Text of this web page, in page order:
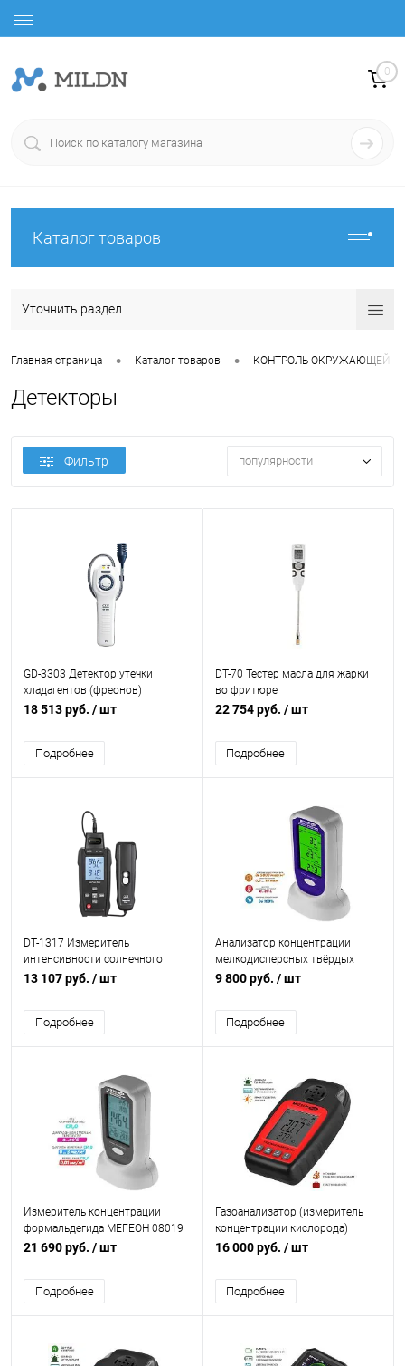
0
Каталог товаров
Уточнить раздел
Главная страница • Каталог товаров • КОНТРОЛЬ ОКРУЖАЮЩЕЙ
Детекторы
Фильтр популярности
GD-3303 Детектор утечки
хладагентов (фреонов)
18 513 руб. / шт
Подробнее
DT-70 Тестер масла для жарки
во фритюре
22 754 руб. / шт
Подробнее
DT-1317 Измеритель
интенсивности солнечного
излучения
13 107 руб. / шт
Подробнее
Анализатор концентрации
мелкодисперсных твёрдых
частиц МЕГЕОН 08030
9 800 руб. / шт
Подробнее
Измеритель концентрации
формальдегида МЕГЕОН 08019
21 690 руб. / шт
Подробнее
Газоанализатор (измеритель
концентрации кислорода)
МЕГЕОН 08014
16 000 руб. / шт
Подробнее